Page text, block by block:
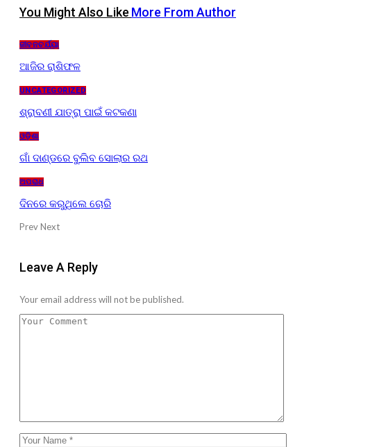
You Might Also Like More From Author
ଜୀବନଚର୍ଯ୍ୟା
ଆଜିର ରାଶିଫଳ
UNCATEGORIZED
ଶ୍ରାବଣୀ ଯାତ୍ରା ପାଇଁ କଟକଣା
ଓଡ଼ିଶା
ଗାଁ ଦାଣ୍ଡରେ ବୁଲିବ ସୋଲାର ରଥ
ଅପରାଧ
ଦିନରେ କରୁଥିଲେ ଚୋରି
PrevNext
Leave A Reply
Your email address will not be published.